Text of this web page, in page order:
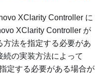
XClarity Controller に
XClarity Controller が
方法を指定する必要があ
続の実装方法によって
定する必要がある場合が